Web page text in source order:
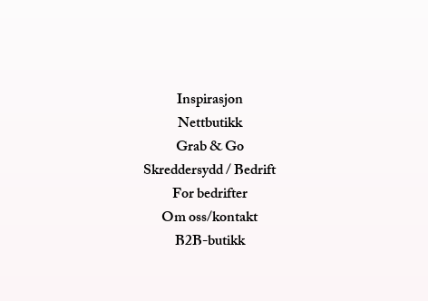
Inspirasjon
Nettbutikk
Grab & Go
Skreddersydd / Bedrift
For bedrifter
Om oss/kontakt
B2B-butikk